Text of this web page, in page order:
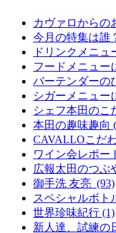
カヴァロからの
今月の特集は誰
ドリンクメニュ
フードメニュー
バーテンダーの
シガーメニュー
シェフ本田のこ
本田の趣味趣向
CAVALLOこだ
ワイン会レポー
広報太田のつぶ
御手洗 友亮 (93)
スペシャルボト
世界珍味紀行 (1)
新人達、試練の